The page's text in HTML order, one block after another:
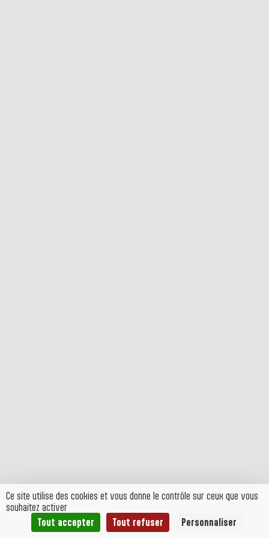
Ce site utilise des cookies et vous donne le contrôle sur ceux que vous
souhaitez activer
Tout accepter
Tout refuser Personnaliser